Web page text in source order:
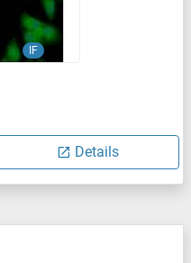
IF
Details